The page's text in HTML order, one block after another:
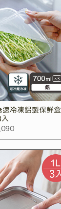
速冷凍鋁製保鮮盒